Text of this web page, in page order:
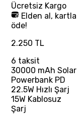
Ücretsiz Kargo
Elden al, kartla
öde!
2.250 TL
6 taksit
30000 mAh Solar
Powerbank PD
22.5W Hızlı Şarj
15W Kablosuz
Şarj